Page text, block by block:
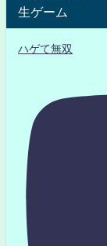
生ゲーム
ハゲて無双